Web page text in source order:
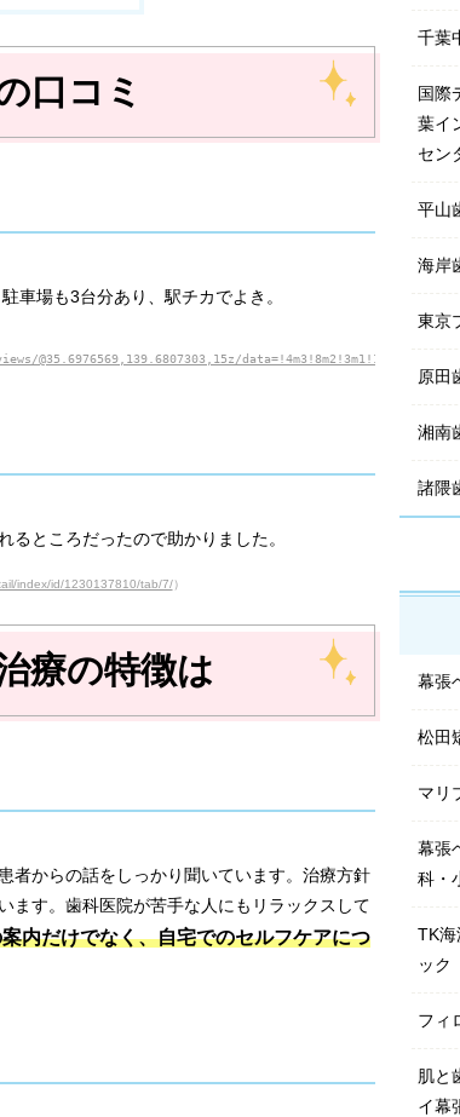
口コミ
車場も3台分あり、駅チカでよき。
@35.6976569,139.6807303,15z/data=!4m3!8m2!3m1!1e1?hl=ja
ところだったので助かりました。
index/id/1230137810/tab/7/）
療の特徴は
者からの話をしっかり聞いています。治療方針
ます。歯科医院が苦手な人にもリラックスして
内だけでなく、自宅でのセルフケアにつ
千葉
国際
葉イ
セン
平山
海岸
東京
原田
湘南
諸隈
幕張
松田
マリ
幕張
科・
TK海
ック
フィ
肌と
イ幕